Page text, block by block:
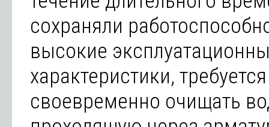
сохраняли
высокие
характеристики, требуется
своевременно очищать